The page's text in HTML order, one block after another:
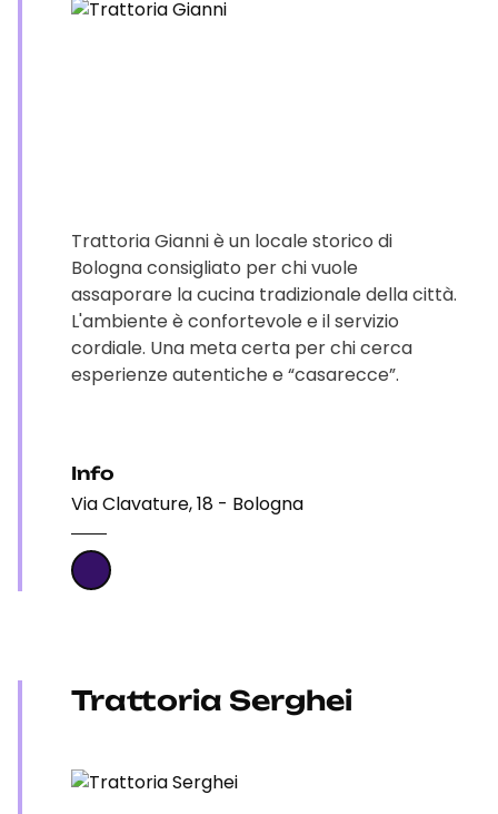
Trattoria Gianni è un locale storico di
Bologna consigliato per chi vuole
assaporare la cucina tradizionale della città.
L'ambiente è confortevole e il servizio
cordiale. Una meta certa per chi cerca
esperienze autentiche e “casarecce”.
Info
Via Clavature, 18 - Bologna
Trattoria Serghei